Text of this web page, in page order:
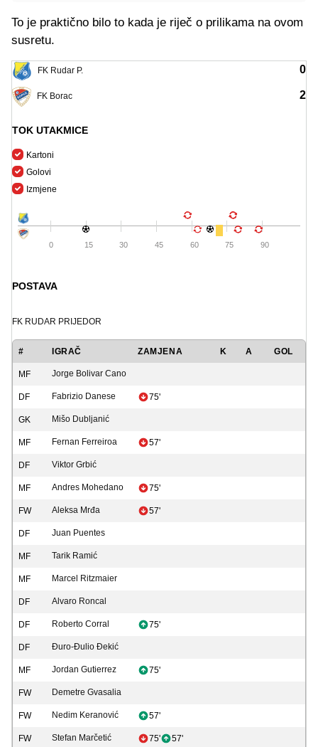
To je praktično bilo to kada je riječ o prilikama na ovom
susretu.
FK Rudar P.
FK Borac
0
2
TOK UTAKMICE
Kartoni
Golovi
Izmjene
0 15 30 45 60 75 90
POSTAVA
FK RUDAR PRIJEDOR
# IGRAČ ZAMJENA K A GOL
MF Jorge Bolivar Cano
DF Fabrizio Danese 75'
GK Mišo Dubljanić
MF Fernan Ferreiroa 57'
DF Viktor Grbić
MF Andres Mohedano 75'
FW Aleksa Mrđa 57'
DF Juan Puentes
MF Tarik Ramić
MF Marcel Ritzmaier
DF Alvaro Roncal
DF Roberto Corral 75'
DF Đuro-Đulio Đekić
MF Jordan Gutierrez 75'
FW Demetre Gvasalia
FW Nedim Keranović 57'
FW Stefan Marčetić 75' 57'